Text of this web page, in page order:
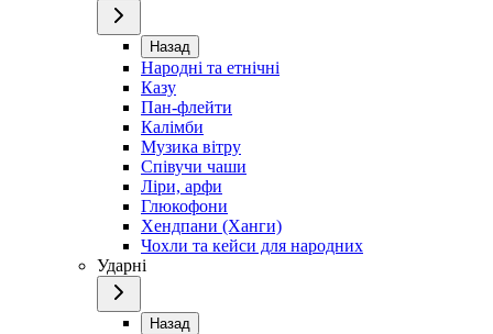
Назад
Народні та етнічні
Казу
Пан-флейти
Калімби
Музика вітру
Співучи чаши
Ліри, арфи
Глюкофони
Хендпани (Ханги)
Чохли та кейси для народних
Ударні
Назад